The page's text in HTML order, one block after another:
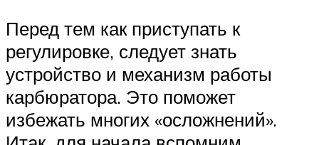
Перед тем как приступать к
регулировке, следует знать
устройство и механизм работы
карбюратора. Это поможет
избежать многих «осложнений».